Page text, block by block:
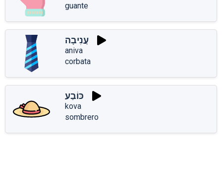
guante
עֲנִיבָה
aniva
corbata
כּוֹבַע
kova
sombrero